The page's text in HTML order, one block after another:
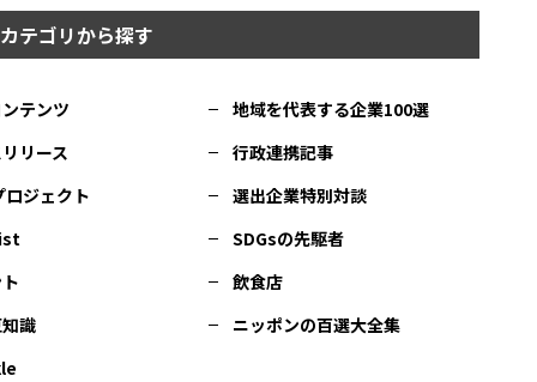
カテゴリから探す
テンツ
地域を代表する企業100選
リース
行政連携記事
ロジェクト
選出企業特別対談
SDGsの先駆者
飲食店
識
ニッポンの百選大全集